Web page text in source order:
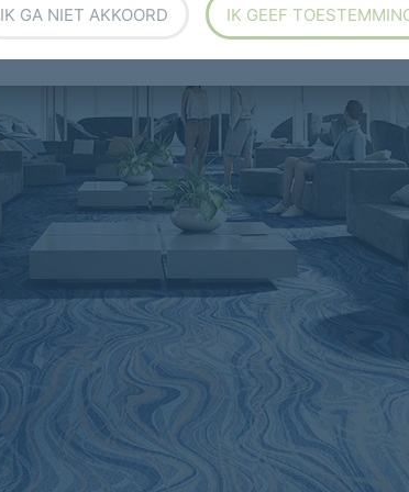
IK GA NIET AKKOORD IK GEEF